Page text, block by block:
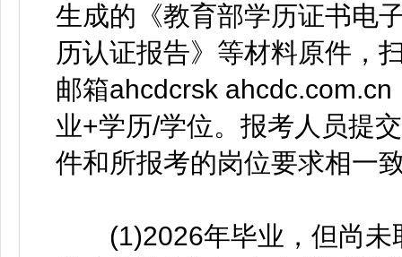
生成的《教育部学历证书电
历认证报告》等材料原件，
邮箱ahcdcrsk
业+学历/学位。报考人员提
件和所报考的岗位要求相一
(1)2026年毕业，但尚未